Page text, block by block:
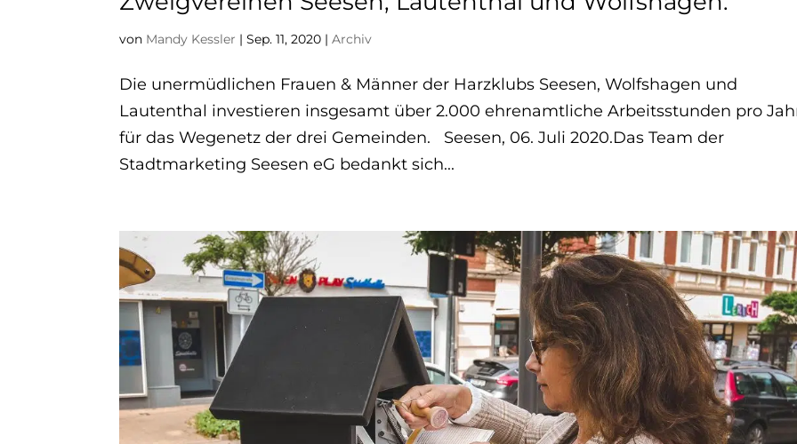
von Mandy Kessler |Sep. 11, 2020 |Archiv
Die unermüdlichen Frauen & Männer der Harzklubs Seesen, Wolfshagen und
Lautenthal investieren insgesamt über 2.000 ehrenamtliche Arbeitsstunden pro
für das Wegenetz der drei Gemeinden. Seesen, 06. Juli 2020.Das Team der
Stadtmarketing Seesen eG bedankt sich...